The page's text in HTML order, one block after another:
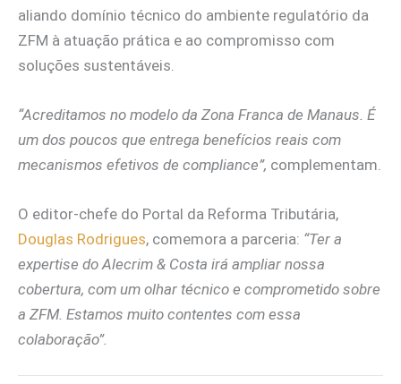
aliando domínio técnico do ambiente regulatório da
ZFM à atuação prática e ao compromisso com
soluções sustentáveis.
“Acreditamos no modelo da Zona Franca de Manaus. É
um dos poucos que entrega benefícios reais com
mecanismos efetivos de compliance”, complementam.
O editor-chefe do Portal da Reforma Tributária,
Douglas Rodrigues, comemora a parceria: “Ter a
expertise do Alecrim & Costa irá ampliar nossa
cobertura, com um olhar técnico e comprometido sobre
a ZFM. Estamos muito contentes com essa
colaboração”.